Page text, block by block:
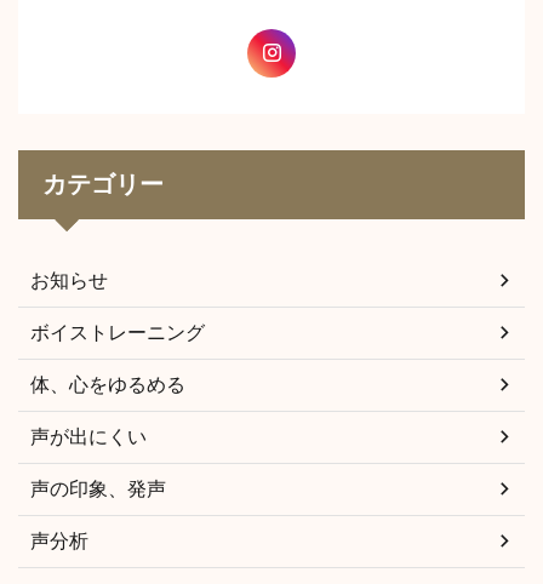
カテゴリー
お知らせ
ボイストレーニング
体、心をゆるめる
声が出にくい
声の印象、発声
声分析